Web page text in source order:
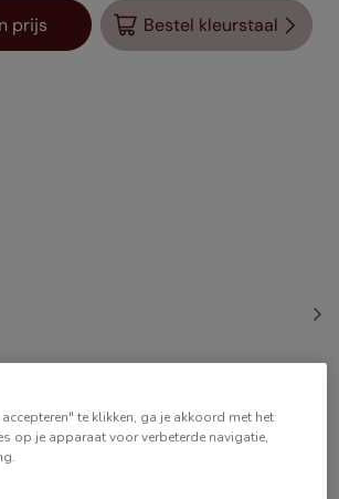
prijs Bestel kleurstaal
te klikken, ga je akkoord met het
op je apparaat voor verbeterde navigatie,